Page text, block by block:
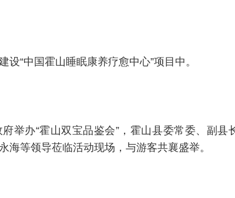
“中国霍山睡眠康养疗愈中心”项目中。
举办“霍山双宝品鉴会”，霍山县委常委、副县
等领导莅临活动现场，与游客共襄盛举。